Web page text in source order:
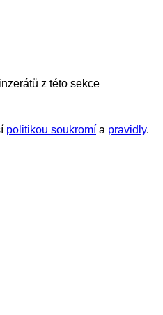
z této sekce
politikou soukromí a pravidly.